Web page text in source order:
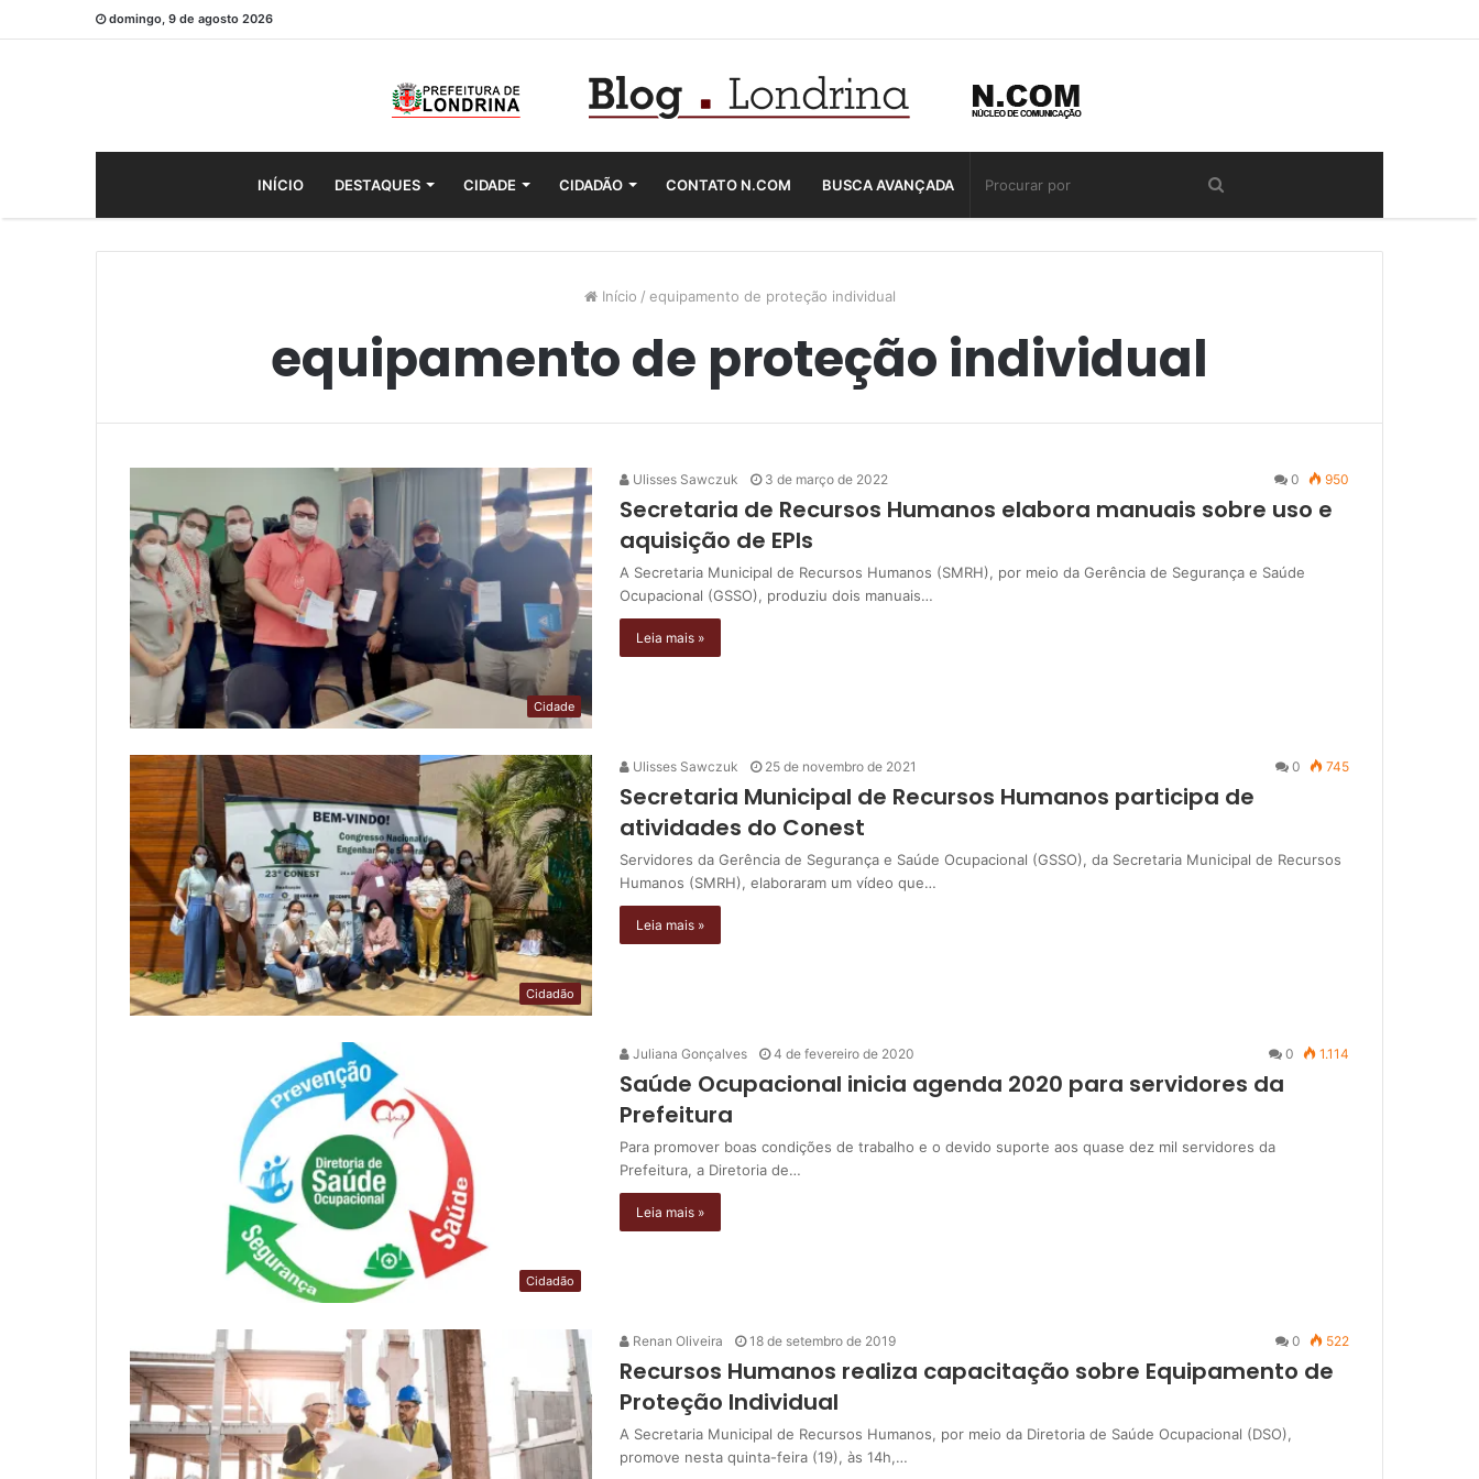
domingo, 9 de agosto 2026
INÍCIO DESTAQUES CIDADE CIDADÃO CONTATO N.COM BUSCA AVANÇADA
Início / equipamento de proteção individual
equipamento de proteção individual
Cidade
Ulisses Sawczuk 3 de março de 2022 0 950
Secretaria de Recursos Humanos elabora manuais sobre uso e
aquisição de EPIs
A Secretaria Municipal de Recursos Humanos (SMRH), por meio da Gerência de Segurança e Saúde
Ocupacional (GSSO), produziu dois manuais…
Leia mais »
Cidadão
Ulisses Sawczuk 25 de novembro de 2021 0 745
Secretaria Municipal de Recursos Humanos participa de
atividades do Conest
Servidores da Gerência de Segurança e Saúde Ocupacional (GSSO), da Secretaria Municipal de Recursos
Humanos (SMRH), elaboraram um vídeo que…
Leia mais »
Cidadão
Juliana Gonçalves 4 de fevereiro de 2020 0 1.114
Saúde Ocupacional inicia agenda 2020 para servidores da
Prefeitura
Para promover boas condições de trabalho e o devido suporte aos quase dez mil servidores da
Prefeitura, a Diretoria de…
Leia mais »
Renan Oliveira 18 de setembro de 2019 0 522
Recursos Humanos realiza capacitação sobre Equipamento de
Proteção Individual
A Secretaria Municipal de Recursos Humanos, por meio da Diretoria de Saúde Ocupacional (DSO),
promove nesta quinta-feira (19), às 14h,…